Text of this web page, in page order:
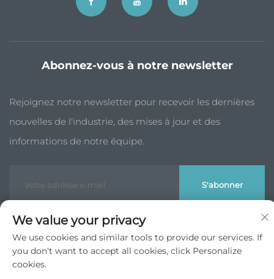
Abonnez-vous à notre newsletter
Rejoignez notre newsletter pour recevoir les dernières
nouvelles de l'industrie, des mises à jour et des
informations de notre équipe.
S'abonner
Droits d'auteur © JP China Trade Int’l Co., Ltd. Tous droits réservés -
Politique de confidentialité
Remonter en haut
We value your privacy
We use cookies and similar tools to provide our services. If
you don't want to accept all cookies, click Personalize
cookies.